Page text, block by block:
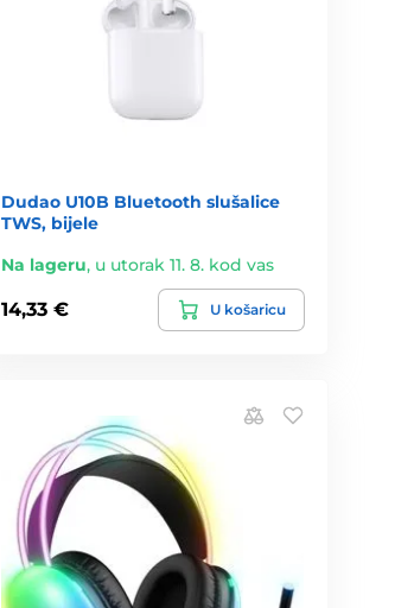
Dudao U10B Bluetooth slušalice
TWS, bijele
Na lageru, u utorak 11. 8. kod vas
14,33 € U košaricu